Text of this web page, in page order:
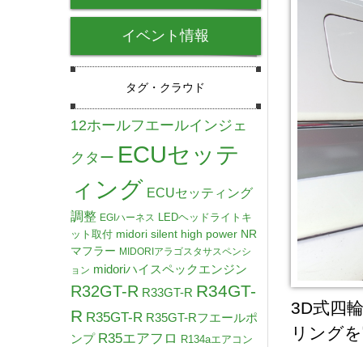
3D式四
リング
イベント情報
タグ・クラウド
12ホールフエールインジェ
クター ECUセッテ
ィング ECUセッティング
調整 EGIハーネス LEDヘッドライトキ
ット取付 midori silent high power NR
マフラー MIDORIアラゴスタサスペンシ
ョン midoriハイスペックエンジン
R32GT-R R33GT-R R34GT-
R R35GT-R R35GT-Rフエールポ
ンプ R35エアフロ R134aエアコン